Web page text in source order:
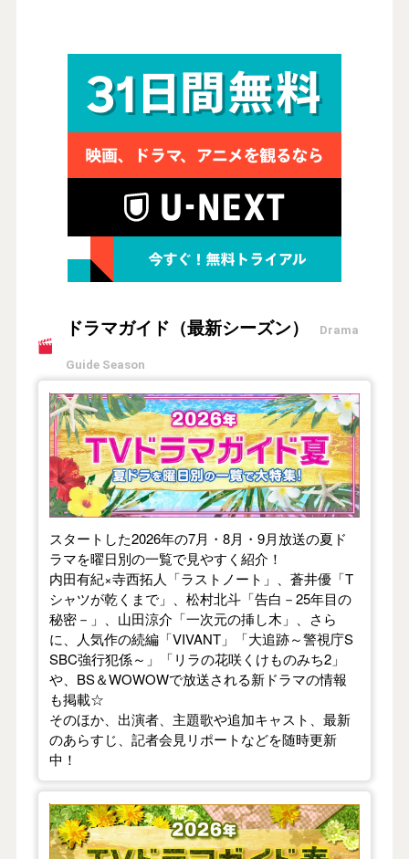
ドラマガイド（最新シーズン） Drama
Guide Season
【2026年夏】TVドラマガイド
スタートした2026年の7月・8月・9月放送の夏ド
ラマを曜日別の一覧で見やすく紹介！
内田有紀×寺西拓人「ラストノート」、蒼井優「T
シャツが乾くまで」、松村北斗「告白－25年目の
秘密－」、山田涼介「一次元の挿し木」、さら
に、人気作の続編「VIVANT」「大追跡～警視庁S
SBC強行犯係～」「リラの花咲くけものみち2」
や、BS＆WOWOWで放送される新ドラマの情報
も掲載☆
そのほか、出演者、主題歌や追加キャスト、最新
のあらすじ、記者会見リポートなどを随時更新
中！
【2026年春】TVドラマガイド